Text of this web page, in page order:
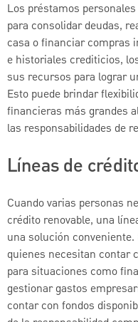
Los préstamos
para consolidar deudas,
casa o financiar compras
e historiales crediticios,
sus recursos para lograr
Esto puede brindar
financieras más grandes
las responsabilidades de
Líneas de
Cuando varias personas
crédito renovable, una
una solución
quienes necesitan contar
para situaciones como
gestionar gastos
contar con fondos